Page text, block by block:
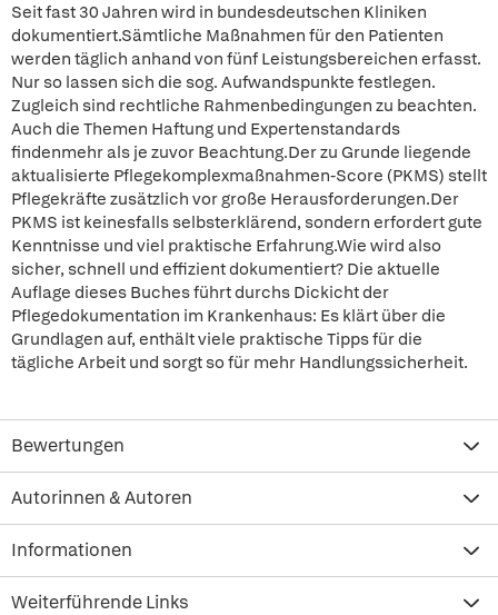
Seit fast 30 Jahren wird in bundesdeutschen Kliniken
dokumentiert.Sämtliche Maßnahmen für den Patienten
werden täglich anhand von fünf Leistungsbereichen erfasst.
Nur so lassen sich die sog. Aufwandspunkte festlegen.
Zugleich sind rechtliche Rahmenbedingungen zu beachten.
Auch die Themen Haftung und Expertenstandards
findenmehr als je zuvor Beachtung.Der zu Grunde liegende
aktualisierte Pflegekomplexmaßnahmen-Score (PKMS) stellt
Pflegekräfte zusätzlich vor große Herausforderungen.Der
PKMS ist keinesfalls selbsterklärend, sondern erfordert gute
Kenntnisse und viel praktische Erfahrung.Wie wird also
sicher, schnell und effizient dokumentiert? Die aktuelle
Auflage dieses Buches führt durchs Dickicht der
Pflegedokumentation im Krankenhaus: Es klärt über die
Grundlagen auf, enthält viele praktische Tipps für die
tägliche Arbeit und sorgt so für mehr Handlungssicherheit.
Bewertungen
Autorinnen & Autoren
Informationen
Weiterführende Links